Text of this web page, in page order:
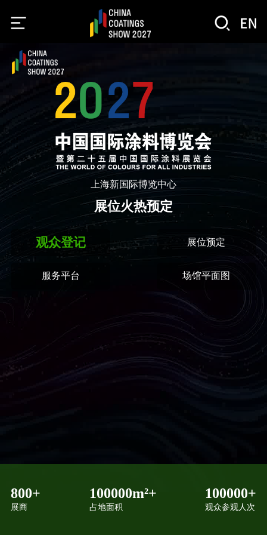
上海新国际博览中心
展位火热预定
观众登记 展位预定
服务平台 场馆平面图
800+
展商
100000m²+
占地面积
100000+
观众参观人次